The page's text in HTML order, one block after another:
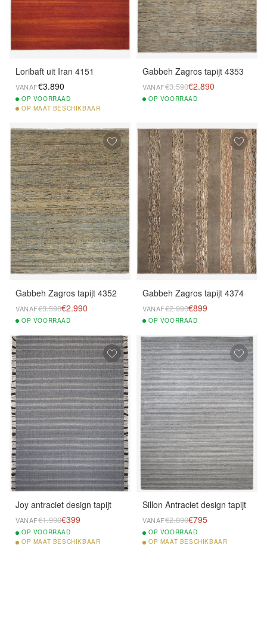
Loribaft uit Iran 4151
VANAF€3.890
OP VOORRAAD
OP MAAT BESCHIKBAAR
Gabbeh Zagros tapijt 4353
VANAF€3.590€2.890
OP VOORRAAD
Gabbeh Zagros tapijt 4352
VANAF€3.590€2.990
OP VOORRAAD
Gabbeh Zagros tapijt 4374
VANAF€2.990€899
OP VOORRAAD
Joy antraciet design tapijt
VANAF€1.990€399
OP VOORRAAD
OP MAAT BESCHIKBAAR
Sillon Antraciet design tapijt
VANAF€2.890€795
OP VOORRAAD
OP MAAT BESCHIKBAAR